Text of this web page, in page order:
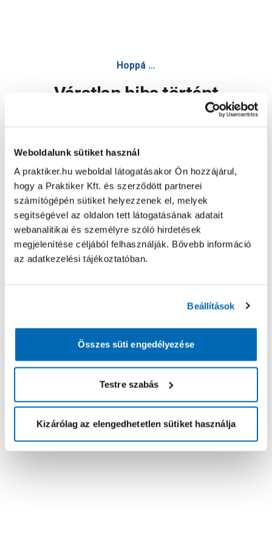
Weboldalunk sütiket használ
A praktiker.hu weboldal látogatásakor Ön hozzájárul,
hogy a Praktiker Kft. és szerződött partnerei
számítógépén sütiket helyezzenek el, melyek
segítségével az oldalon tett látogatásának adatait
webanalitikai és személyre szóló hirdetések
megjelenítése céljából felhasználják. Bővebb információ
az adatkezelési tájékoztatóban.
Beállítások
Összes süti engedélyezése
Testre szabás
Kizárólag az elengedhetetlen sütiket használja
Hoppá ...
Váratlan hiba történt
Oldal újratöltése